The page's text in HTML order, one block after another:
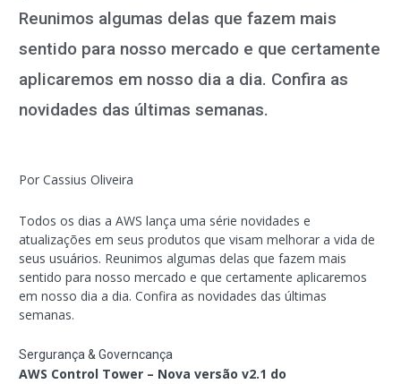
Reunimos algumas delas que fazem mais
sentido para nosso mercado e que certamente
aplicaremos em nosso dia a dia. Confira as
novidades das últimas semanas.
Por Cassius Oliveira
Todos os dias a AWS lança uma série novidades e
atualizações em seus produtos que visam melhorar a vida de
seus usuários. Reunimos algumas delas que fazem mais
sentido para nosso mercado e que certamente aplicaremos
em nosso dia a dia. Confira as novidades das últimas
semanas.
Sergurança & Governcança
AWS Control Tower – Nova versão v2.1 do